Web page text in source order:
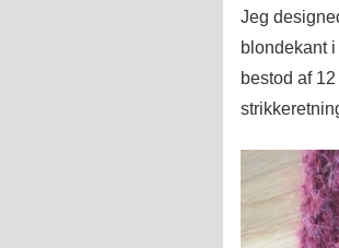
Jeg
blondekant
bestod af